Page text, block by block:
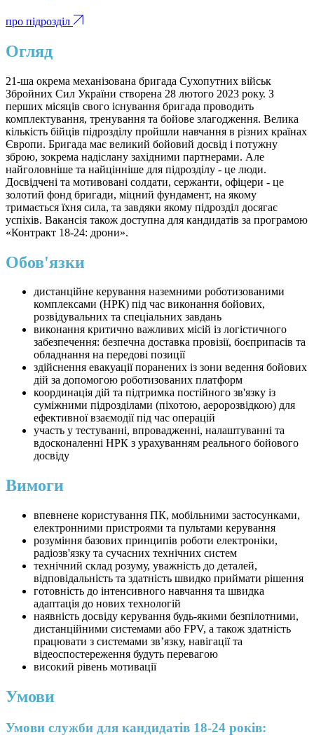
про підрозділ
Огляд
21-ша окрема механізована бригада Сухопутних військ
Збройних Сил України створена 28 лютого 2023 року. З
перших місяців свого існування бригада проводить
комплектування, тренування та бойове злагодження. Велика
кількість бійців підрозділу пройшли навчання в різних країнах
Європи. Бригада має великий бойовий досвід і потужну
зброю, зокрема надіслану західними партнерами. Але
найголовніше та найцінніше для підрозділу - це люди.
Досвідчені та мотивовані солдати, сержанти, офіцери - це
золотий фонд бригади, міцний фундамент, на якому
тримається їхня сила, та завдяки якому підрозділ досягає
успіхів. Вакансія також доступна для кандидатів за програмою
«Контракт 18-24: дрони».
Обов'язки
дистанційне керування наземними роботизованими
комплексами (НРК) під час виконання бойових,
розвідувальних та спеціальних завдань
виконання критично важливих місій із логістичного
забезпечення: безпечна доставка провізії, боєприпасів та
обладнання на передові позиції
здійснення евакуації поранених із зони ведення бойових
дій за допомогою роботизованих платформ
координація дій та підтримка постійного зв'язку із
суміжними підрозділами (піхотою, аеророзвідкою) для
ефективної взаємодії під час операцій
участь у тестуванні, впровадженні, налаштуванні та
вдосконаленні НРК з урахуванням реального бойового
досвіду
Вимоги
впевнене користування ПК, мобільними застосунками,
електронними пристроями та пультами керування
розуміння базових принципів роботи електроніки,
радіозв'язку та сучасних технічних систем
технічний склад розуму, уважність до деталей,
відповідальність та здатність швидко приймати рішення
готовність до інтенсивного навчання та швидка
адаптація до нових технологій
наявність досвіду керування будь-якими безпілотними,
дистанційними системами або FPV, а також здатність
працювати з системами зв’язку, навігації та
відеоспостереження будуть перевагою
високий рівень мотивації
Умови
Умови служби для кандидатів 18-24 років: